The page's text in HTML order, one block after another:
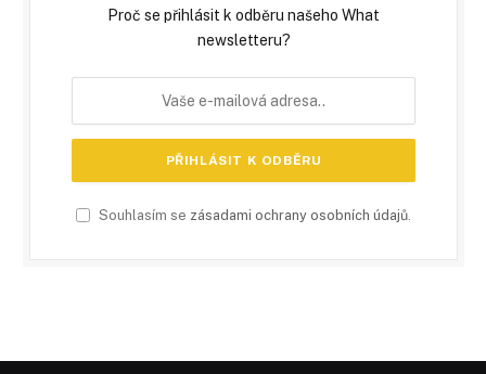
Proč se přihlásit k odběru našeho What
newsletteru?
Souhlasím se zásadami ochrany osobních údajů